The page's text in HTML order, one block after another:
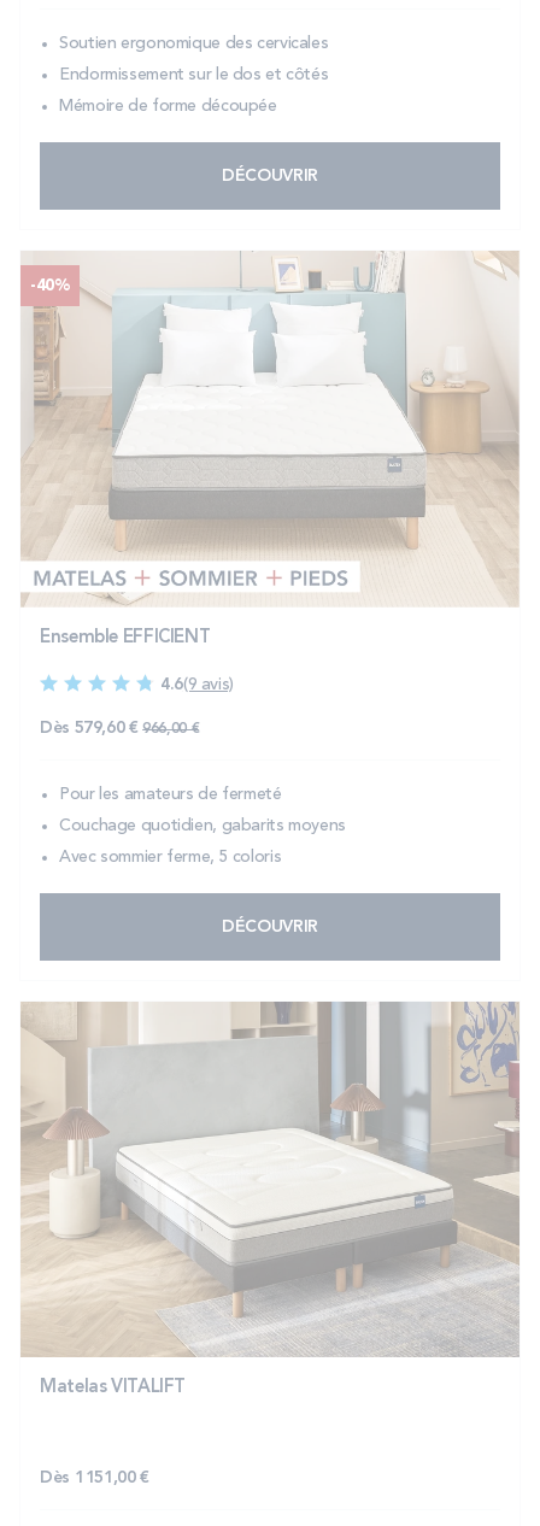
Soutien ergonomique des cervicales
Endormissement sur le dos et côtés
Mémoire de forme découpée
DÉCOUVRIR
-40%
Ensemble EFFICIENT
4.6(9 avis)
Dès 579,60 € Prix normal
966,00 €
Pour les amateurs de fermeté
Couchage quotidien, gabarits moyens
Avec sommier ferme, 5 coloris
DÉCOUVRIR
Matelas VITALIFT
Dès 1 151,00 €